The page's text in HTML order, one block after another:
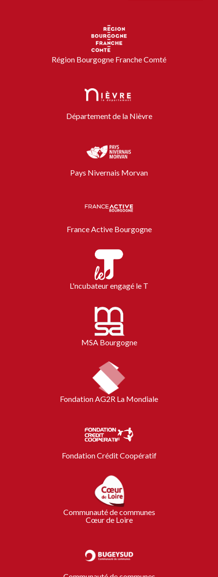
Région Bourgogne Franche Comté
Département de la Nièvre
Pays Nivernais Morvan
France Active Bourgogne
L'ncubateur engagé le T
MSA Bourgogne
Fondation AG2R La Mondiale
Fondation Crédit Coopératif
Communauté de communes
Cœur de Loire